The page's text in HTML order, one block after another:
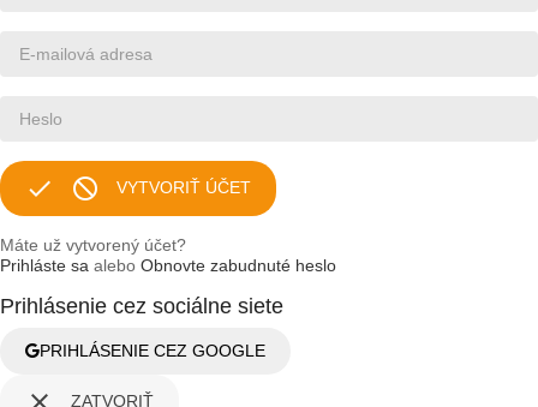
  VYTVORIŤ ÚČET
Máte už vytvorený účet?
Prihláste sa alebo Obnovte zabudnuté heslo
Prihlásenie cez sociálne siete
PRIHLÁSENIE CEZ GOOGLE
ZATVORIŤ